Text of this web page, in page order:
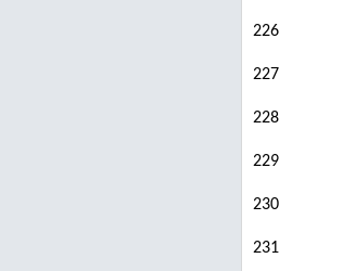
226
227
228
229
230
231